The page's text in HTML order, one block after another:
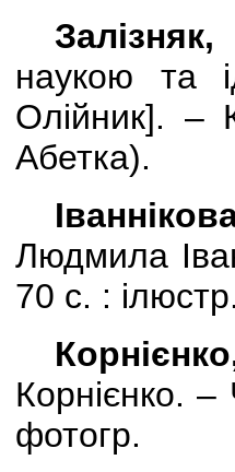
наукою та
Олійник]. –
Абетка).
Людмила
70 с. :
Корнієнко.
фотогр.